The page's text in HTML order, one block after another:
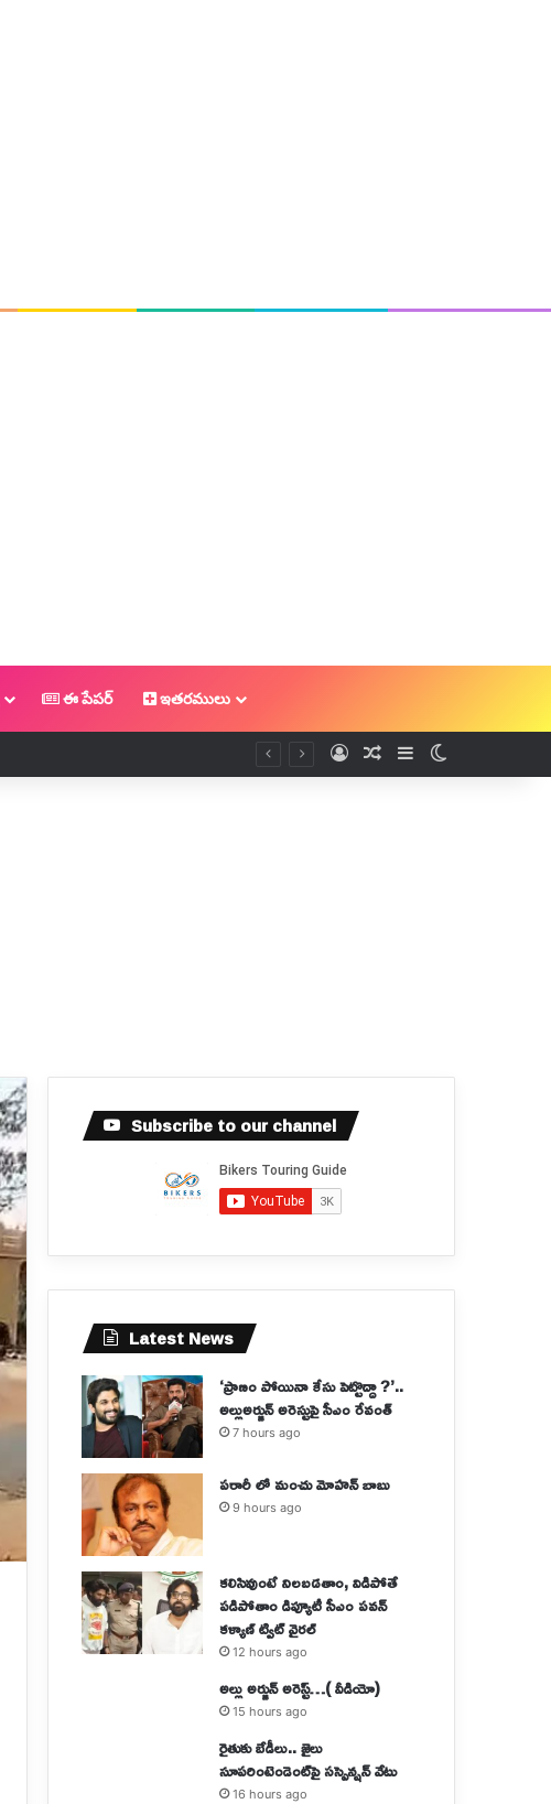
ఈ పేపర్ ఇతరములు
Log InRandom Article
Sidebar
Subscribe to our channel
Latest News
‘ప్రాణం పోయినా కేసు పెట్టొద్దా ?’..
అల్లుఅర్జున్ అరెస్టుపై సీఎం రేవంత్
7 hours ago
పరారీ లో మంచు మోహన్ బాబు
9 hours ago
కలిసివుంటే నిలబడతాం, విడిపోతే
పడిపోతాం డిప్యూటీ సీఎం పవన్
కళ్యాణ్ ట్విట్ వైరల్
12 hours ago
అల్లు అర్జున్ అరెస్ట్…( వీడియో)
15 hours ago
రైతుకు బేడీలు.. జైలు
సూపరింటెండెంట్‌పై సస్పెన్షన్‌ వేటు
16 hours ago